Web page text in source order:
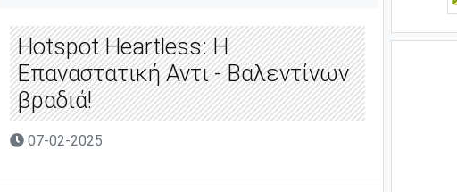
Hotspot Heartless: Η
Επαναστατική Αντι - Βαλεντίνων
βραδιά!
07-02-2025